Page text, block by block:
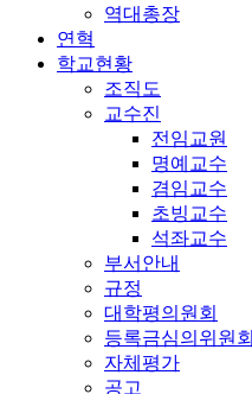
역대총장
연혁
학교현황
조직도
교수진
전임교원
명예교수
겸임교수
초빙교수
석좌교수
부서안내
규정
대학평의원회
등록금심의위원회
자체평가
공고